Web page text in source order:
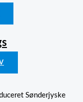
Sønderjyske